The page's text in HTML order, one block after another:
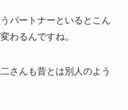
パートナーといるとこん
わるんですね。
さんも昔とは別人のよう